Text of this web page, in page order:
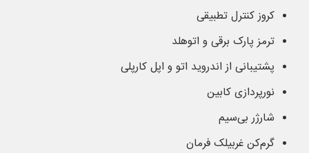
کروز کنترل تطبیقی
ترمز پارک برقی و اتوهلد
پشتیبانی از اندروید اتو و اپل کارپلی
نورپردازی کابین
شارژر بی‌سیم
گرم‌کن غربیلک فرمان